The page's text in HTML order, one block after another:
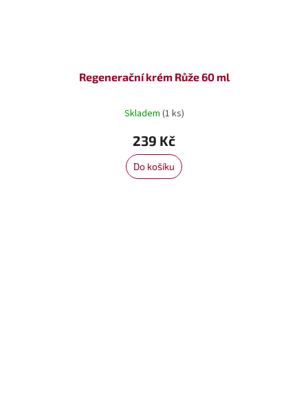
Regenerační krém Růže 60 ml
Skladem (1 ks)
239 Kč
Do košíku